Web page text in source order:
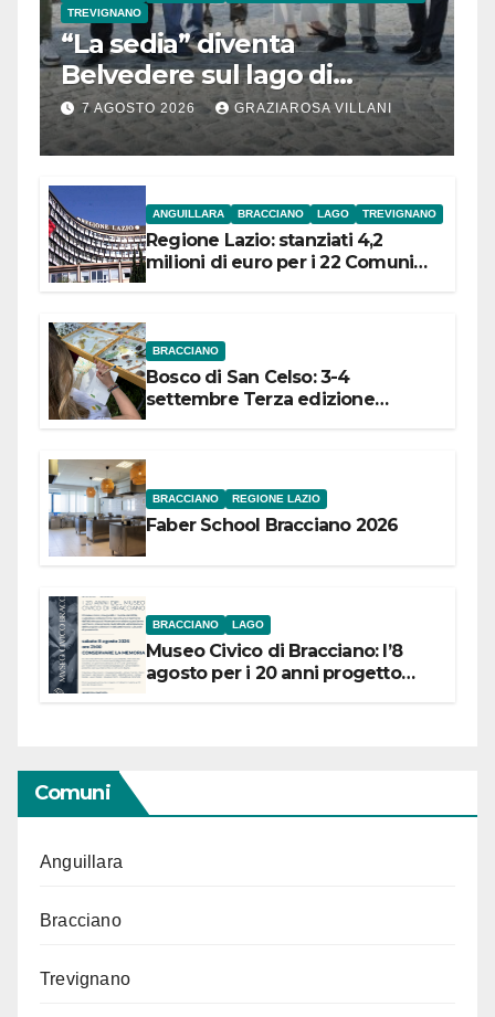
TREVIGNANO
“La sedia” diventa
Belvedere sul lago di
Bracciano: ieri
l’inaugurazione
7 AGOSTO 2026 GRAZIAROSA VILLANI
ANGUILLARA BRACCIANO LAGO TREVIGNANO
Regione Lazio: stanziati 4,2
milioni di euro per i 22 Comuni
BRACCIANO
Bosco di San Celso: 3-4
settembre Terza edizione
BRACCIANO REGIONE LAZIO
Faber School Bracciano 2026
BRACCIANO LAGO
Museo Civico di Bracciano: l’8
agosto per i 20 anni progetto
Comuni
Anguillara
Bracciano
Trevignano